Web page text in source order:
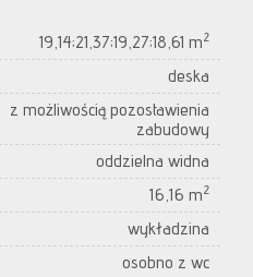
19,14;21,37;19,27;18,61 m2
deska
z możliwością pozostawienia
zabudowy
oddzielna widna
16,16 m2
wykładzina
osobno z wc